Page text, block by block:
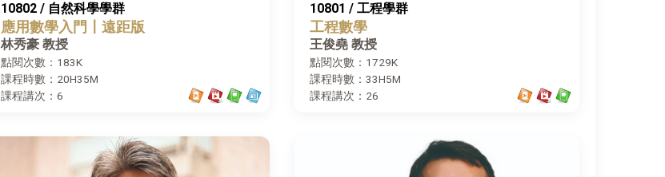
10802 / 自然科學學群
應用數學入門〡遠距版
林秀豪 教授
點閱次數：183K
課程時數：20H35M
課程講次：6
10801 / 工程學群
工程數學
王俊堯 教授
點閱次數：1729K
課程時數：33H5M
課程講次：26